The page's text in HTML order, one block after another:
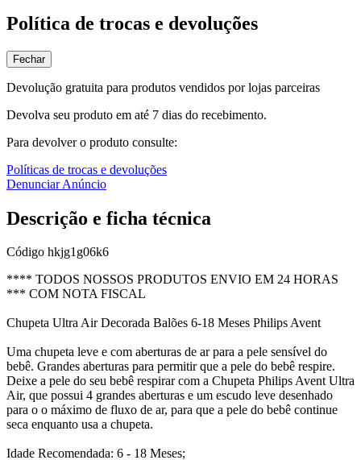
Política de trocas e devoluções
Fechar
Devolução gratuita para produtos vendidos por lojas parceiras
Devolva seu produto em até 7 dias do recebimento.
Para devolver o produto consulte:
Políticas de trocas e devoluções
Denunciar Anúncio
Descrição e ficha técnica
Código hkjg1g06k6
**** TODOS NOSSOS PRODUTOS ENVIO EM 24 HORAS
*** COM NOTA FISCAL
Chupeta Ultra Air Decorada Balões 6-18 Meses Philips Avent
Uma chupeta leve e com aberturas de ar para a pele sensível do
bebê. Grandes aberturas para permitir que a pele do bebê respire.
Deixe a pele do seu bebê respirar com a Chupeta Philips Avent Ultra
Air, que possui 4 grandes aberturas e um escudo leve desenhado
para o o máximo de fluxo de ar, para que a pele do bebê continue
seca enquanto usa a chupeta.
Idade Recomendada: 6 - 18 Meses;